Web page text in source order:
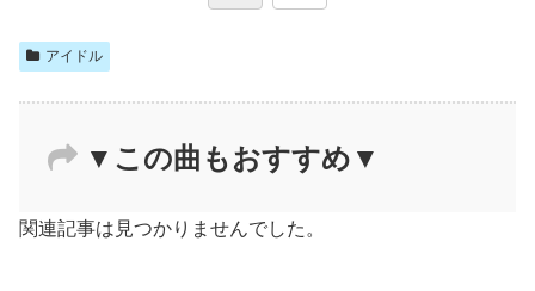
アイドル
▼この曲もおすすめ▼
関連記事は見つかりませんでした。